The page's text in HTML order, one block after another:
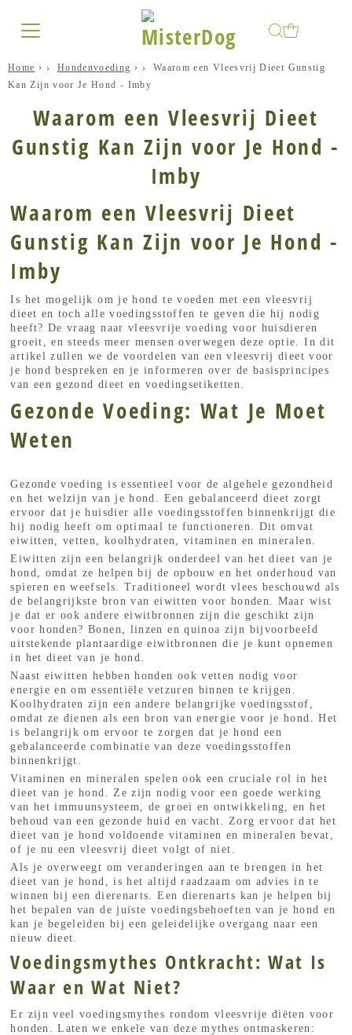
Home › Hondenvoeding ›
Waarom een Vleesvrij Dieet Gunstig
Kan Zijn voor Je Hond - Imby
Waarom een Vleesvrij Dieet
Gunstig Kan Zijn voor Je Hond -
Imby
Waarom een Vleesvrij Dieet
Gunstig Kan Zijn voor Je Hond -
Imby
Is het mogelijk om je hond te voeden met een vleesvrij
dieet en toch alle voedingsstoffen te geven die hij nodig
heeft? De vraag naar vleesvrije voeding voor huisdieren
groeit, en steeds meer mensen overwegen deze optie. In dit
artikel zullen we de voordelen van een vleesvrij dieet voor
je hond bespreken en je informeren over de basisprincipes
van een gezond dieet en voedingsetiketten.
Gezonde Voeding: Wat Je Moet
Weten
Gezonde voeding is essentieel voor de algehele gezondheid
en het welzijn van je hond. Een gebalanceerd dieet zorgt
ervoor dat je huisdier alle voedingsstoffen binnenkrijgt die
hij nodig heeft om optimaal te functioneren. Dit omvat
eiwitten, vetten, koolhydraten, vitaminen en mineralen.
Eiwitten zijn een belangrijk onderdeel van het dieet van je
hond, omdat ze helpen bij de opbouw en het onderhoud van
spieren en weefsels. Traditioneel wordt vlees beschouwd als
de belangrijkste bron van eiwitten voor honden. Maar wist
je dat er ook andere eiwitbronnen zijn die geschikt zijn
voor honden? Bonen, linzen en quinoa zijn bijvoorbeeld
uitstekende plantaardige eiwitbronnen die je kunt opnemen
in het dieet van je hond.
Naast eiwitten hebben honden ook vetten nodig voor
energie en om essentiële vetzuren binnen te krijgen.
Koolhydraten zijn een andere belangrijke voedingsstof,
omdat ze dienen als een bron van energie voor je hond. Het
is belangrijk om ervoor te zorgen dat je hond een
gebalanceerde combinatie van deze voedingsstoffen
binnenkrijgt.
Vitaminen en mineralen spelen ook een cruciale rol in het
dieet van je hond. Ze zijn nodig voor een goede werking
van het immuunsysteem, de groei en ontwikkeling, en het
behoud van een gezonde huid en vacht. Zorg ervoor dat het
dieet van je hond voldoende vitaminen en mineralen bevat,
of je nu een vleesvrij dieet volgt of niet.
Als je overweegt om veranderingen aan te brengen in het
dieet van je hond, is het altijd raadzaam om advies in te
winnen bij een dierenarts. Een dierenarts kan je helpen bij
het bepalen van de juiste voedingsbehoeften van je hond en
kan je begeleiden bij een geleidelijke overgang naar een
nieuw dieet.
Voedingsmythes Ontkracht: Wat Is
Waar en Wat Niet?
Er zijn veel voedingsmythes rondom vleesvrije diëten voor
honden. Laten we enkele van deze mythes ontmaskeren: